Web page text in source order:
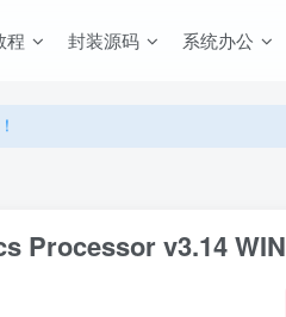
程 封装源码 系统办公
权！
权！
Processor v3.14 WIN